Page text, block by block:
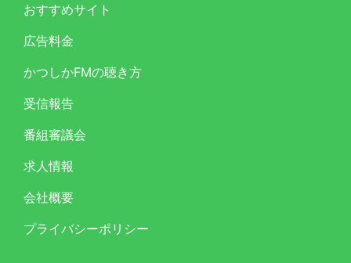
おすすめサイト
広告料金
かつしかFMの聴き方
受信報告
番組審議会
求人情報
会社概要
プライバシーポリシー